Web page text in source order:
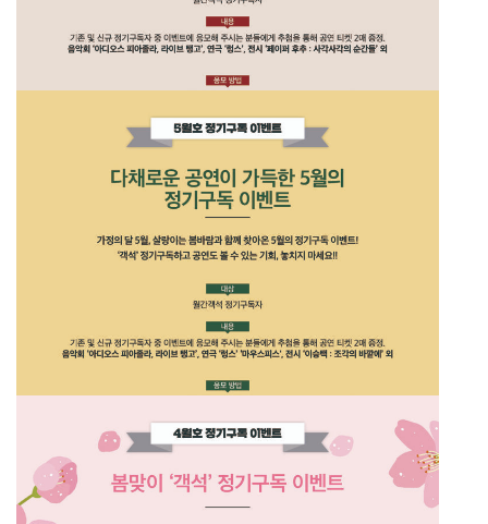
26년 7월호 정기구독 이벤트
26년 6월호 정기구독 이벤트